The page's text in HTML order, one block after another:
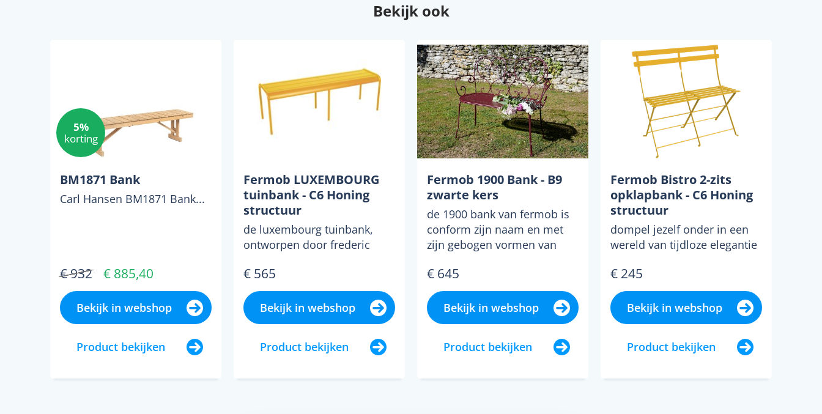
Bekijk ook
5%
korting
BM1871 Bank
Carl Hansen BM1871 Bank...
€ 932 € 885,40
Bekijk in webshop
Product bekijken
Fermob LUXEMBOURG
tuinbank - C6 Honing
structuur
de luxembourg tuinbank,
ontworpen door frederic
buitenmeubelfabrikant
fermob, ...
€ 565
Bekijk in webshop
Product bekijken
Fermob 1900 Bank - B9
zwarte kers
de 1900 bank van fermob is
conform zijn naam en met
zijn gebogen vormen van
€ 645
Bekijk in webshop
Product bekijken
Fermob Bistro 2-zits
opklapbank - C6 Honing
structuur
dompel jezelf onder in een
wereld van tijdloze elegantie
bistro 2-zits vo...
€ 245
Bekijk in webshop
Product bekijken